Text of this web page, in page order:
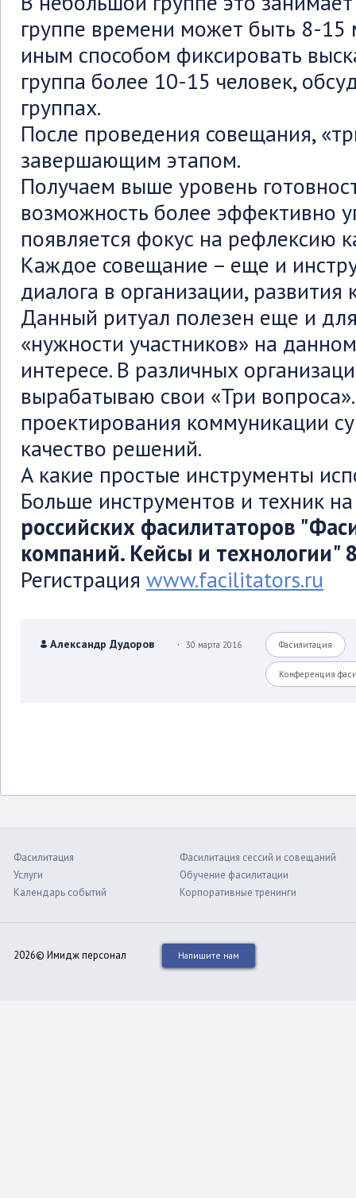
группе времени может быть 8-
иным способом фиксировать
группа более 10-15 человек,
группах.
После проведения совещания,
завершающим этапом.
Получаем выше уровень
возможность более эффективно
появляется фокус на рефлексию
Каждое совещание – еще и
диалога в организации, развития
Данный ритуал полезен еще и
«нужности участников» на
интересе. В различных
вырабатываю свои «Три
проектирования коммуникации
качество решений.
А какие простые инструменты
Больше инструментов и техник
российских фасилитаторов
компаний. Кейсы и технологии"
Регистрация www.facilitators.ru
Александр Дудоров . 30 марта 2016 Фасилитация
Конференция
Фасилитация
Услуги
Календарь событий
Фасилитация сессий и совещаний
Обучение фасилитации
Корпоративные тренинги
2026© Имидж персонал Напишите нам